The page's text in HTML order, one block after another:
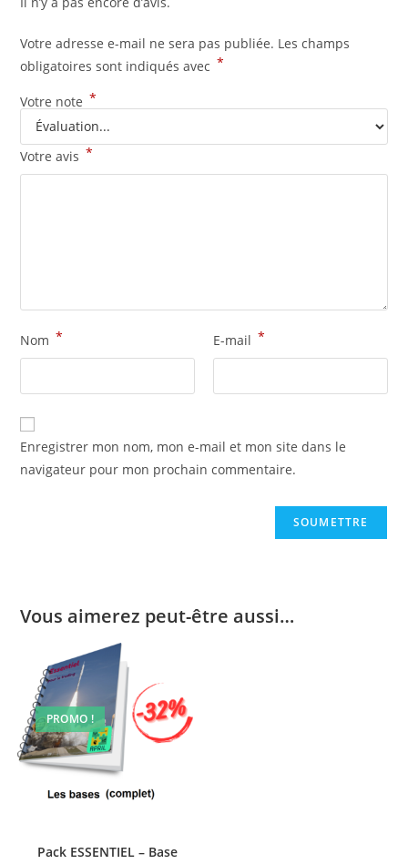
Votre adresse e-mail ne sera pas publiée. Les champs
obligatoires sont indiqués avec *
Votre note *
Votre avis *
Nom * E-mail *
Enregistrer mon nom, mon e-mail et mon site dans le
navigateur pour mon prochain commentaire.
Vous aimerez peut-être aussi…
PROMO !
Pack ESSENTIEL – Base